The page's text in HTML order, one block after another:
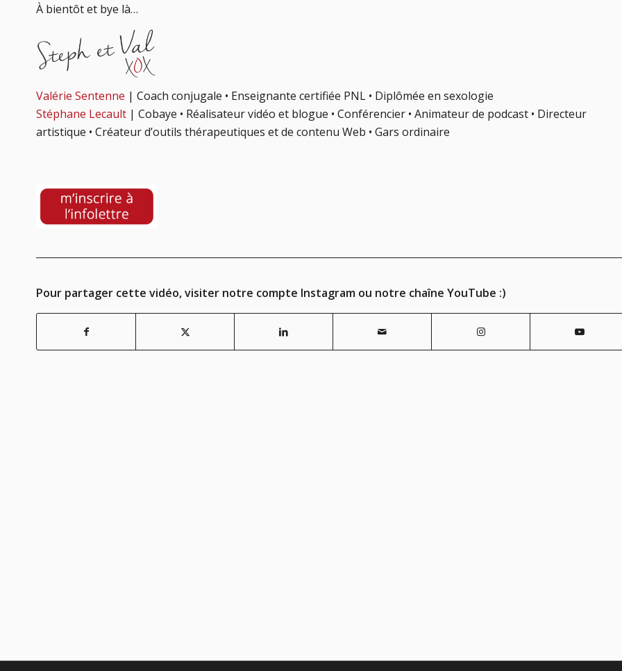
À bientôt et bye là…
Valérie Sentenne | Coach conjugale • Enseignante certifiée PNL • Diplômée en sexologie
Stéphane Lecault | Cobaye • Réalisateur vidéo et blogue • Conférencier • Animateur de podcast • Directeur
artistique • Créateur d’outils thérapeutiques et de contenu Web • Gars ordinaire
Pour partager cette vidéo, visiter notre compte Instagram ou notre chaîne YouTube :)